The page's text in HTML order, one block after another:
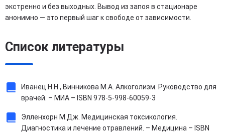
экстренно и без выходных. Вывод из запоя в стационаре
анонимно — это первый шаг к свободе от зависимости.
Список литературы
Иванец Н.Н., Винникова М.А. Алкоголизм. Руководство для
врачей. – МИА – ISBN 978-5-998-60059-3
Элленхорн М.Дж. Медицинская токсикология.
Диагностика и лечение отравлений. – Медицина – ISBN